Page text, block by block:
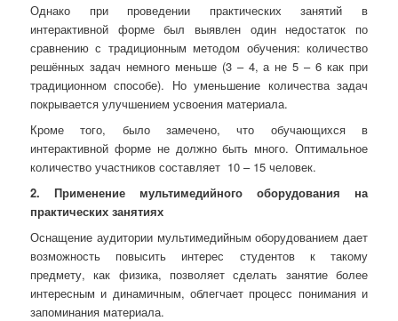
Однако при проведении практических занятий в
интерактивной форме был выявлен один недостаток по
сравнению с традиционным методом обучения: количество
решённых задач немного меньше (3 – 4, а не 5 – 6 как при
традиционном способе). Но уменьшение количества задач
покрывается улучшением усвоения материала.
Кроме того, было замечено, что обучающихся в
интерактивной форме не должно быть много. Оптимальное
количество участников составляет 10 – 15 человек.
2.
Применение
мультимедийного оборудования на
практических занятиях
Оснащение аудитории мультимедийным оборудованием дает
возможность повысить интерес студентов к такому
предмету, как физика, позволяет сделать занятие более
интересным и динамичным, облегчает процесс понимания и
запоминания материала.